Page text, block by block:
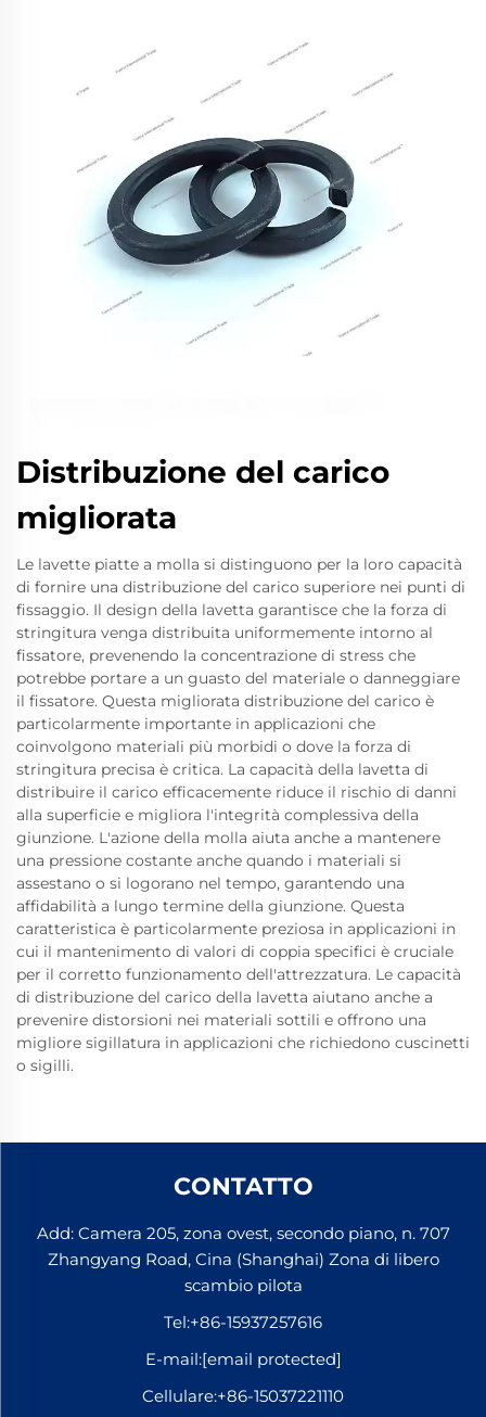
Distribuzione del carico
migliorata
Le lavette piatte a molla si distinguono per la loro capacità
di fornire una distribuzione del carico superiore nei punti di
fissaggio. Il design della lavetta garantisce che la forza di
stringitura venga distribuita uniformemente intorno al
fissatore, prevenendo la concentrazione di stress che
potrebbe portare a un guasto del materiale o danneggiare
il fissatore. Questa migliorata distribuzione del carico è
particolarmente importante in applicazioni che
coinvolgono materiali più morbidi o dove la forza di
stringitura precisa è critica. La capacità della lavetta di
distribuire il carico efficacemente riduce il rischio di danni
alla superficie e migliora l'integrità complessiva della
giunzione. L'azione della molla aiuta anche a mantenere
una pressione costante anche quando i materiali si
assestano o si logorano nel tempo, garantendo una
affidabilità a lungo termine della giunzione. Questa
caratteristica è particolarmente preziosa in applicazioni in
cui il mantenimento di valori di coppia specifici è cruciale
per il corretto funzionamento dell'attrezzatura. Le capacità
di distribuzione del carico della lavetta aiutano anche a
prevenire distorsioni nei materiali sottili e offrono una
migliore sigillatura in applicazioni che richiedono cuscinetti
o sigilli.
CONTATTO
Add: Camera 205, zona ovest, secondo piano, n. 707
Zhangyang Road, Cina (Shanghai) Zona di libero
scambio pilota
Tel:+86-15937257616
E-mail:[email protected]
Cellulare:+86-15037221110